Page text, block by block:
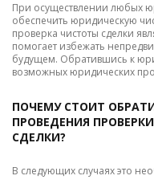
При осуществлении любых
обеспечить юридическую
проверка чистоты сделки
помогает избежать
будущем. Обратившись к
возможных юридических
ПОЧЕМУ СТОИТ
ПРОВЕДЕНИЯ
СДЕЛКИ?
В следующих случаях это